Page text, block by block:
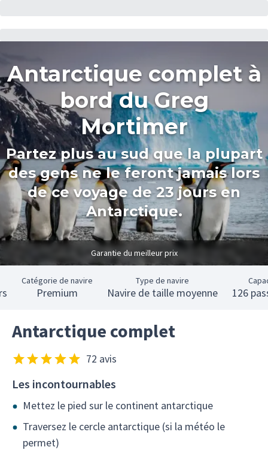
Antarctique complet à
bord du Greg
Mortimer
Partez plus au sud que la plupart
des gens ne le feront jamais lors
de ce voyage de 23 jours en
Antarctique.
Garantie du meilleur prix
Catégorie de navire
Premium
Type de navire
Navire de taille moyenne 126
Antarctique complet
72 avis
Les incontournables
Mettez le pied sur le continent antarctique
Traversez le cercle antarctique (si la météo le
permet)